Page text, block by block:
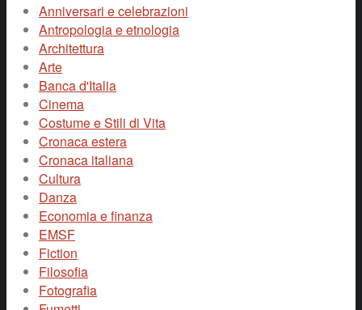
Anniversari e celebrazioni
Antropologia e etnologia
Architettura
Arte
Banca d'Italia
Cinema
Costume e Stili di Vita
Cronaca estera
Cronaca italiana
Cultura
Danza
Economia e finanza
EMSF
Fiction
Filosofia
Fotografia